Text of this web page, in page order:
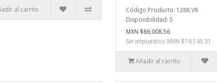
al carrito
Código Producto: 1288 V8
Disponibilidad: 5
MXN $86,008.56
Sin impuestos: MXN $74,145.31
Añadir al carrito